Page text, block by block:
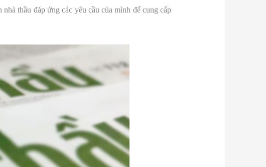
thầu đáp ứng các yêu cầu của mình để cung cấp